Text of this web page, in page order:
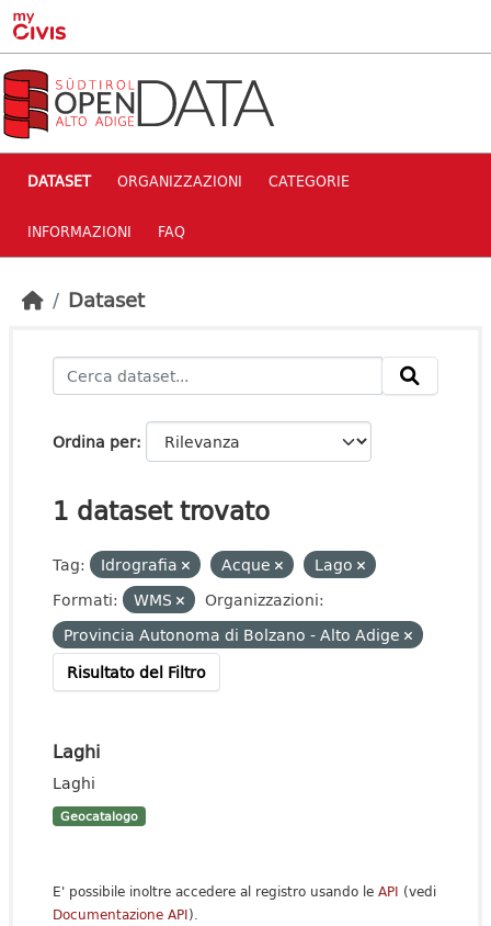
Skip to main content
DATASET ORGANIZZAZIONI CATEGORIE
INFORMAZIONI FAQ
Dataset
Ordina per
1 dataset trovato
Tag: Idrografia Acque
Lago
Formati:
WMS
Organizzazioni:
Provincia Autonoma di Bolzano - Alto Adige
Risultato del Filtro
Laghi
Laghi
Geocatalogo
E' possibile inoltre accedere al registro usando le API (vedi
Documentazione API).